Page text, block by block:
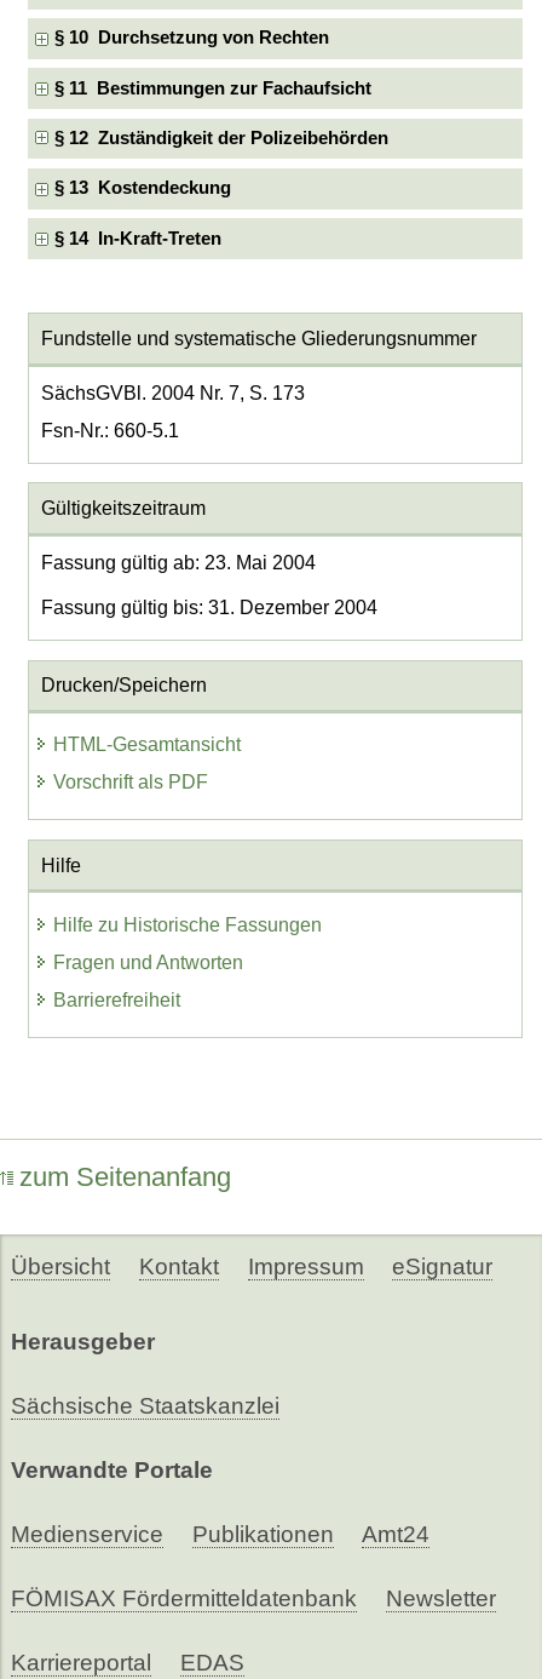
§ 10 Durchsetzung von Rechten
§ 11 Bestimmungen zur Fachaufsicht
§ 12 Zuständigkeit der Polizeibehörden
§ 13 Kostendeckung
§ 14 In-Kraft-Treten
Fundstelle und systematische Gliederungsnummer
SächsGVBl. 2004 Nr. 7, S. 173
Fsn-Nr.: 660-5.1
Gültigkeitszeitraum
Fassung gültig ab: 23. Mai 2004
Fassung gültig bis: 31. Dezember 2004
Drucken/Speichern
HTML-Gesamtansicht
Vorschrift als PDF
Hilfe
Hilfe zu Historische Fassungen
Fragen und Antworten
Barrierefreiheit
zum Seitenanfang
Übersicht Kontakt Impressum eSignatur
Herausgeber
Sächsische Staatskanzlei
Verwandte Portale
Medienservice Publikationen Amt24
FÖMISAX Fördermitteldatenbank Newsletter
Karriereportal EDAS